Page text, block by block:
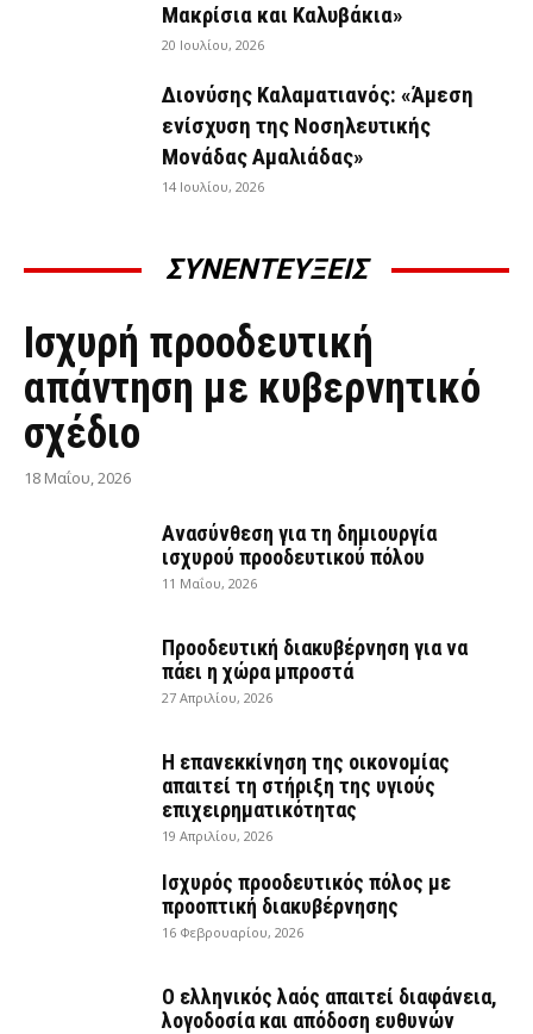
Μακρίσια και Καλυβάκια»
20 Ιουλίου, 2026
Διονύσης Καλαματιανός: «Άμεση
ενίσχυση της Νοσηλευτικής
Μονάδας Αμαλιάδας»
14 Ιουλίου, 2026
ΣΥΝΕΝΤΕΥΞΕΙΣ
ΣΥΝΕΝΤΕΎΞΕΙΣ
Ισχυρή προοδευτική
απάντηση με κυβερνητικό
σχέδιο
18 Μαΐου, 2026
Ανασύνθεση για τη δημιουργία
ισχυρού προοδευτικού πόλου
11 Μαΐου, 2026
Προοδευτική διακυβέρνηση για να
πάει η χώρα μπροστά
27 Απριλίου, 2026
Η επανεκκίνηση της οικονομίας
απαιτεί τη στήριξη της υγιούς
επιχειρηματικότητας
19 Απριλίου, 2026
Ισχυρός προοδευτικός πόλος με
προοπτική διακυβέρνησης
16 Φεβρουαρίου, 2026
Ο ελληνικός λαός απαιτεί διαφάνεια,
λογοδοσία και απόδοση ευθυνών